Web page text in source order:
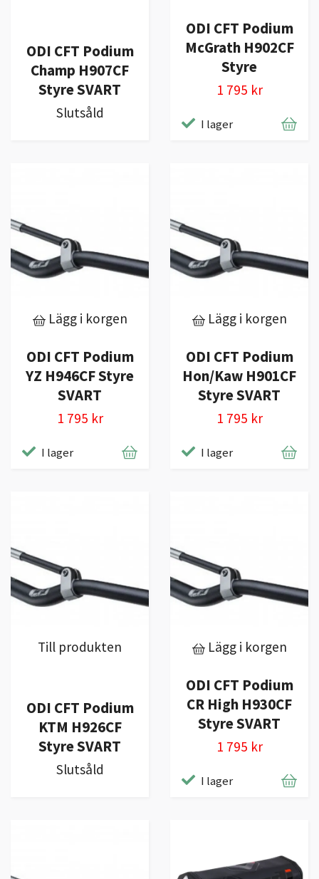
ODI CFT Podium
Champ H907CF
Styre SVART
Slutsåld
ODI CFT Podium
McGrath H902CF
Styre
1 795 kr
I lager
Lägg i korgen
ODI CFT Podium
YZ H946CF Styre
SVART
1 795 kr
I lager
Lägg i korgen
ODI CFT Podium
Hon/Kaw H901CF
Styre SVART
1 795 kr
I lager
Till produkten
ODI CFT Podium
KTM H926CF
Styre SVART
Slutsåld
Lägg i korgen
ODI CFT Podium
CR High H930CF
Styre SVART
1 795 kr
I lager